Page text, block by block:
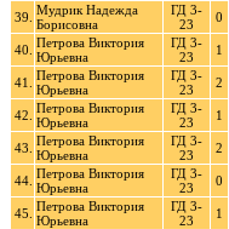
39. Мудрик Надежда
Борисовна
ГД 3-
23
0
40. Петрова Виктория
Юрьевна
ГД 3-
23
1
41.
Петрова Виктория
Юрьевна
ГД 3-
23
2
42. Петрова Виктория
Юрьевна
ГД 3-
23
1
43. Петрова Виктория
Юрьевна
ГД 3-
23
2
44. Петрова Виктория
Юрьевна
ГД 3-
23
0
45. Петрова Виктория
Юрьевна
ГД 3-
23
1